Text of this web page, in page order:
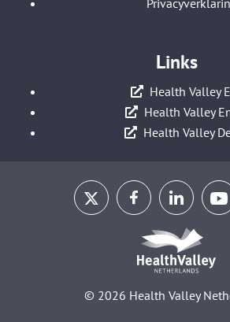
Links
Health Valley
Health Valley
Health Valley
© 2026 Health Valley